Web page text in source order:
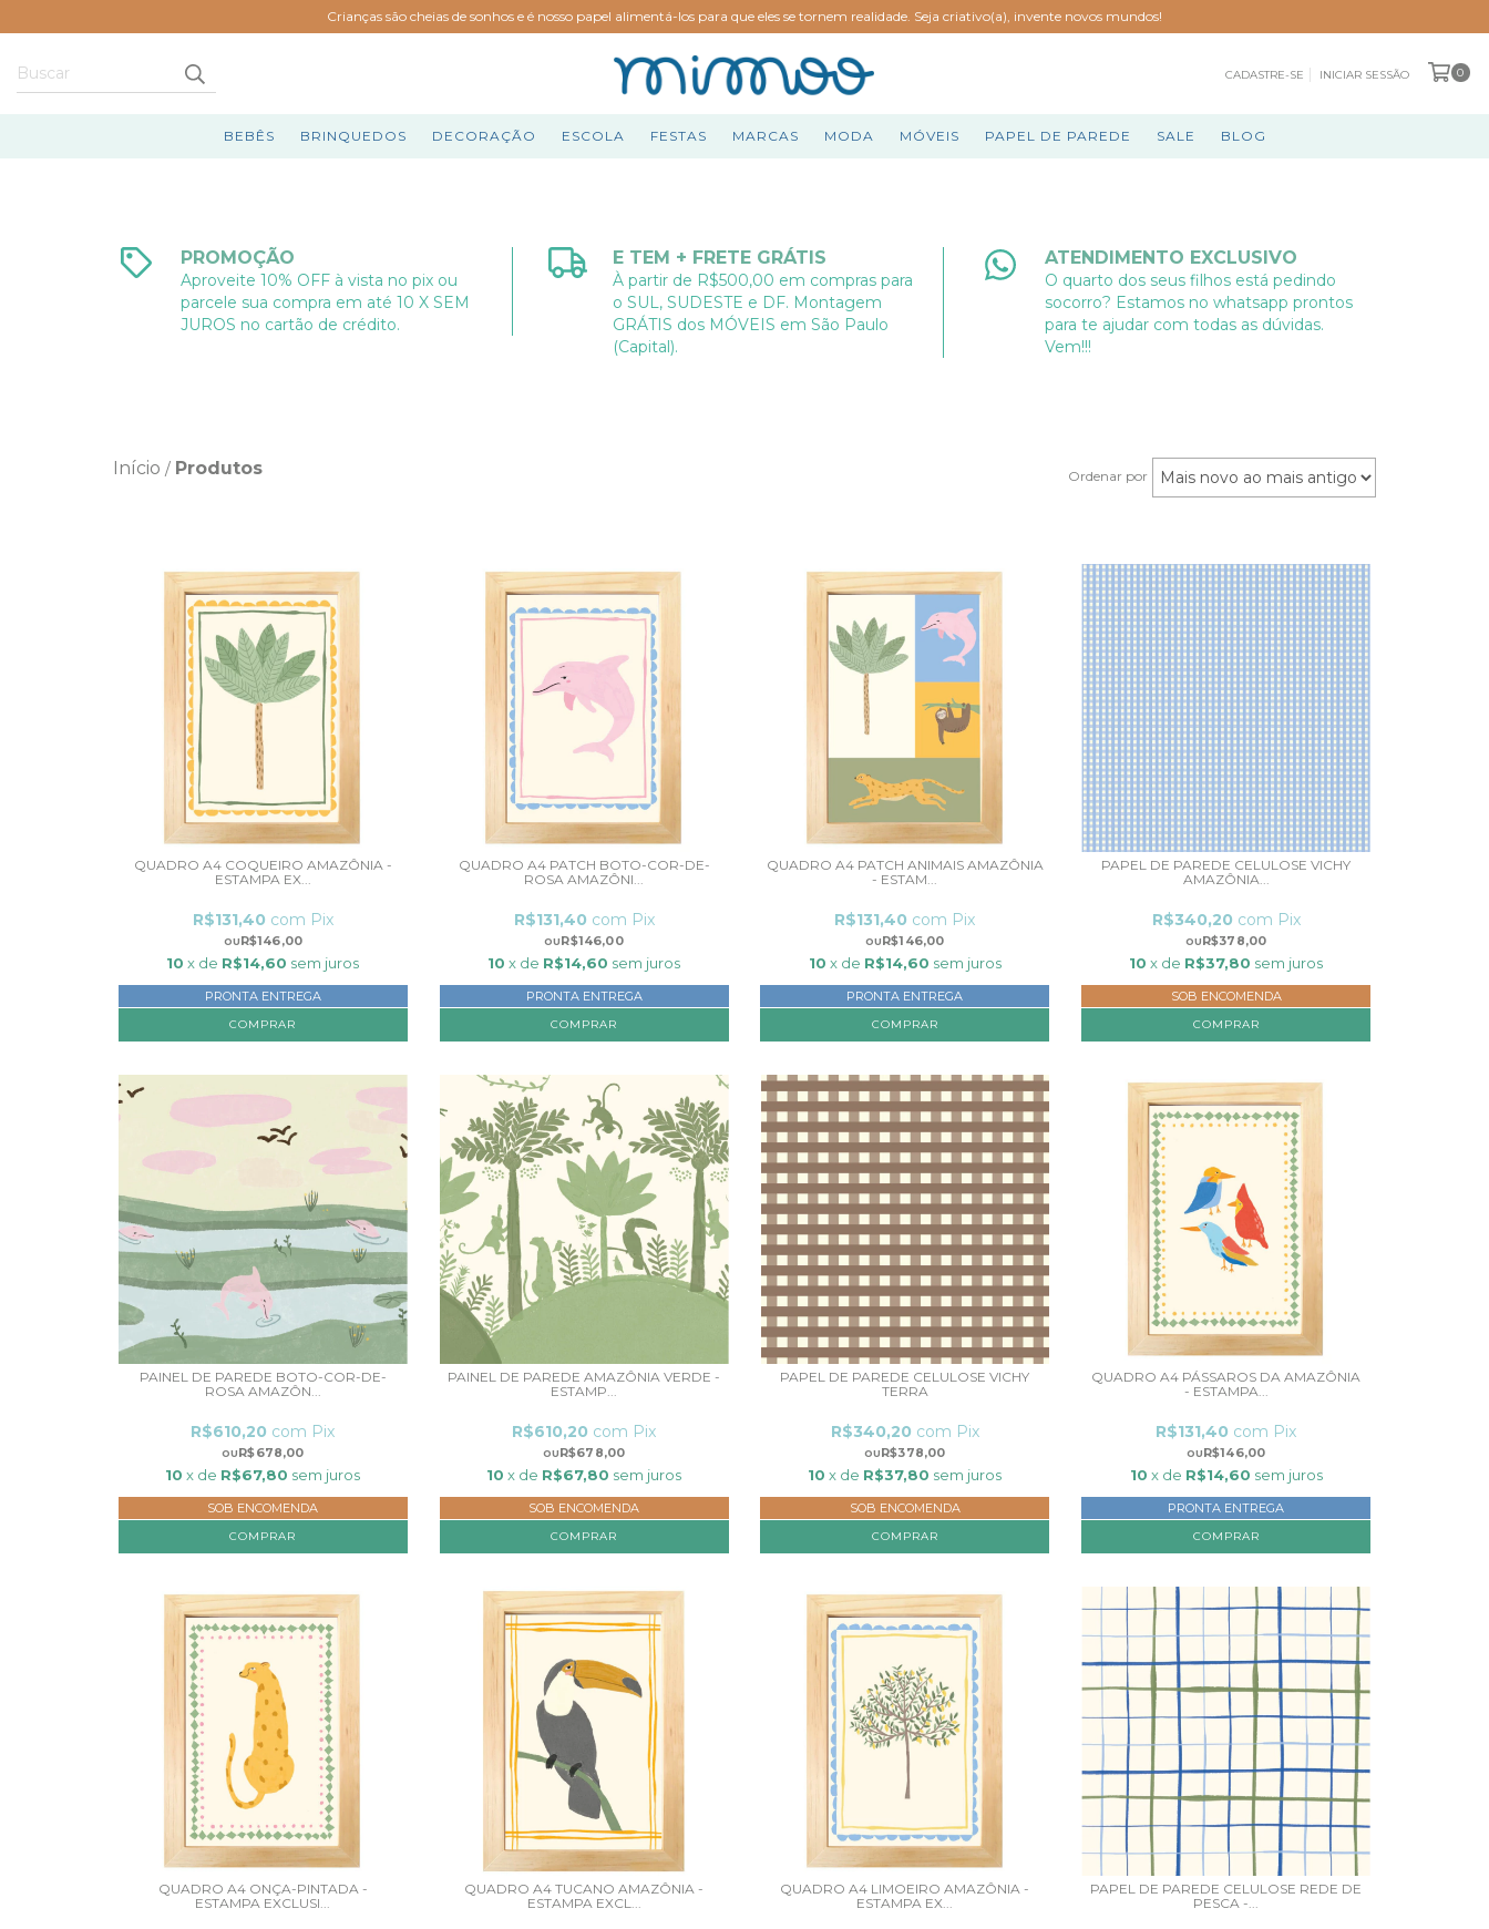
Crianças são cheias de sonhos e é nosso papel alimentá-los para que eles se tornem realidade. Seja criativo(a), invente novos mundos!
CADASTRE-SE INICIAR SESSÃO 0
BEBÊS BRINQUEDOS DECORAÇÃO ESCOLA FESTAS MARCAS MODA MÓVEIS PAPEL DE PAREDE SALE BLOG
PROMOÇÃO
Aproveite 10% OFF à vista no pix ou
parcele sua compra em até 10 X SEM
JUROS no cartão de crédito.
E TEM + FRETE GRÁTIS
À partir de R$500,00 em compras para
o SUL, SUDESTE e DF. Montagem
GRÁTIS dos MÓVEIS em São Paulo
(Capital).
ATENDIMENTO EXCLUSIVO
O quarto dos seus filhos está pedindo
socorro? Estamos no whatsapp prontos
para te ajudar com todas as dúvidas.
Vem!!!
Início / Produtos Ordenar por
QUADRO A4 COQUEIRO AMAZÔNIA -
ESTAMPA EX...
R$146,00
R$131,40 com Pix
10 x de R$14,60 sem juros
PRONTA ENTREGA
COMPRAR
QUADRO A4 PATCH BOTO-COR-DE-
ROSA AMAZÔNI...
R$146,00
R$131,40 com Pix
10 x de R$14,60 sem juros
PRONTA ENTREGA
COMPRAR
QUADRO A4 PATCH ANIMAIS AMAZÔNIA
- ESTAM...
R$146,00
R$131,40 com Pix
10 x de R$14,60 sem juros
PRONTA ENTREGA
COMPRAR
PAPEL DE PAREDE CELULOSE VICHY
AMAZÔNIA...
R$378,00
R$340,20 com Pix
10 x de R$37,80 sem juros
SOB ENCOMENDA
COMPRAR
PAINEL DE PAREDE BOTO-COR-DE-
ROSA AMAZÔN...
R$678,00
R$610,20 com Pix
10 x de R$67,80 sem juros
SOB ENCOMENDA
COMPRAR
PAINEL DE PAREDE AMAZÔNIA VERDE -
ESTAMP...
R$678,00
R$610,20 com Pix
10 x de R$67,80 sem juros
SOB ENCOMENDA
COMPRAR
PAPEL DE PAREDE CELULOSE VICHY
TERRA
R$378,00
R$340,20 com Pix
10 x de R$37,80 sem juros
SOB ENCOMENDA
COMPRAR
QUADRO A4 PÁSSAROS DA AMAZÔNIA
- ESTAMPA...
R$146,00
R$131,40 com Pix
10 x de R$14,60 sem juros
PRONTA ENTREGA
COMPRAR
QUADRO A4 ONÇA-PINTADA -
ESTAMPA EXCLUSI...
QUADRO A4 TUCANO AMAZÔNIA -
ESTAMPA EXCL...
QUADRO A4 LIMOEIRO AMAZÔNIA -
ESTAMPA EX...
PAPEL DE PAREDE CELULOSE REDE DE
PESCA -...